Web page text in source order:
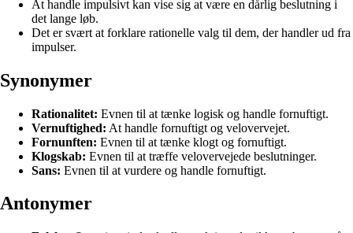
At handle impulsivt kan vise sig at være en dårlig beslutning i
det lange løb.
Det er svært at forklare rationelle valg til dem, der handler ud fra
impulser.
Synonymer
Rationalitet: Evnen til at tænke logisk og handle fornuftigt.
Vernuftighed: At handle fornuftigt og velovervejet.
Fornunften: Evnen til at tænke klogt og fornuftigt.
Klogskab: Evnen til at træffe velovervejede beslutninger.
Sans: Evnen til at vurdere og handle fornuftigt.
Antonymer